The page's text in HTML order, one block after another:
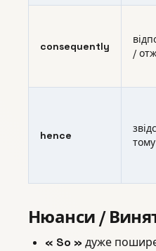
consequently
/
hence
тому
Нюанси /
« So » дуже